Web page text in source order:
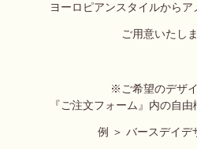
ヨーロピアンスタイルから
ご用意いたし
※ご希望のデザ
『ご注文フォーム』内の自由
例 ＞ バースデイデ